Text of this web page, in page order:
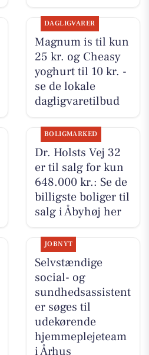
DAGLIGVARER
Magnum is til kun
25 kr. og Cheasy
yoghurt til 10 kr. -
se de lokale
dagligvaretilbud
BOLIGMARKED
Dr. Holsts Vej 32
er til salg for kun
648.000 kr.: Se de
billigste boliger til
salg i Åbyhøj her
JOBNYT
Selvstændige
social- og
sundhedsassistent
er søges til
udekørende
hjemmeplejeteam
i Århus